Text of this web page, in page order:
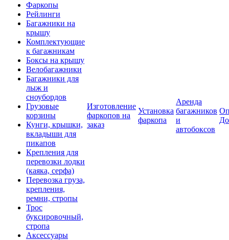
Фаркопы
Рейлинги
Багажники на
крышу
Комплектующие
к багажникам
Боксы на крышу
Велобагажники
Багажники для
лыж и
сноубордов
Грузовые
корзины
Кунги, крышки,
вкладыши для
пикапов
Крепления для
перевозки лодки
(каяка, серфа)
Перевозка груза,
крепления,
ремни, стропы
Трос
буксировочный,
стропа
Аксессуары
Изготовление
фаркопов на
заказ
Установка
фаркопа
Аренда
багажников
и
автобоксов